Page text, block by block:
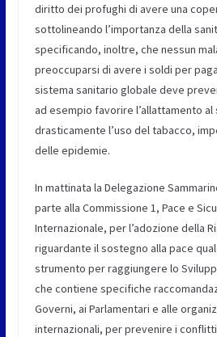
diritto dei profughi di avere una
sottolineando l’importanza della
specificando, inoltre, che nessun
preoccuparsi di avere i soldi per
sistema sanitario globale deve
ad esempio favorire l’allattamento
drasticamente l’uso del tabacco,
delle epidemie.
In mattinata la Delegazione
parte alla Commissione 1, Pace e
Internazionale, per l’adozione della
riguardante il sostegno alla pace
strumento per raggiungere lo
che contiene specifiche
Governi, ai Parlamentari e alle
internazionali, per prevenire i